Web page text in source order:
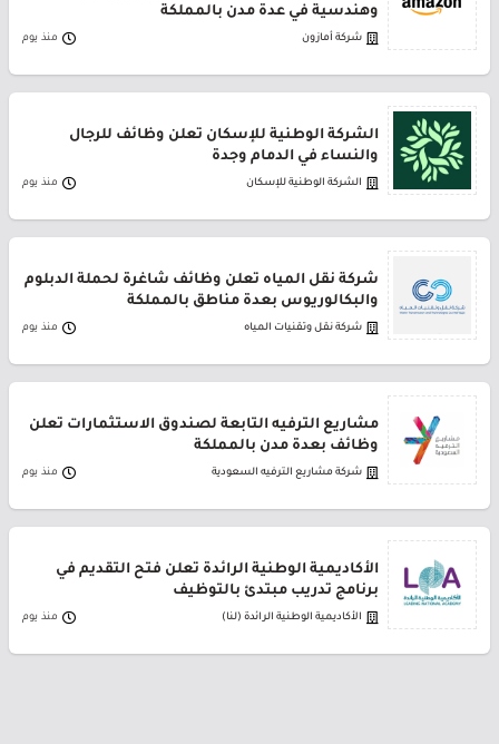
وهندسية في عدة مدن بالمملكة
شركة أمازون منذ يوم
الشركة الوطنية للإسكان تعلن وظائف للرجال
والنساء في الدمام وجدة
الشركة الوطنية للإسكان منذ يوم
شركة نقل المياه تعلن وظائف شاغرة لحملة الدبلوم
والبكالوريوس بعدة مناطق بالمملكة
شركة نقل وتقنيات المياه منذ يوم
مشاريع الترفيه التابعة لصندوق الاستثمارات تعلن
وظائف بعدة مدن بالمملكة
شركة مشاريع الترفيه السعودية منذ يوم
الأكاديمية الوطنية الرائدة تعلن فتح التقديم في
برنامج تدريب مبتدئ بالتوظيف
الأكاديمية الوطنية الرائدة (لنا) منذ يوم